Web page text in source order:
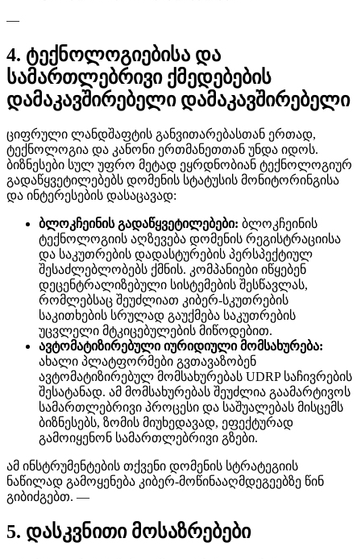
—
4. ტექნოლოგიებისა და
სამართლებრივი ქმედებების
დამაკავშირებელი დამაკავშირებელი
ციფრული ლანდშაფტის განვითარებასთან ერთად,
ტექნოლოგია და კანონი ერთმანეთთან უნდა იდოს.
ბიზნესები სულ უფრო მეტად ეყრდნობიან ტექნოლოგიურ
გადაწყვეტილებებს დომენის სტატუსის მონიტორინგისა
და ინტერესების დასაცავად:
ბლოკჩეინის გადაწყვეტილებები: ბლოკჩეინის
ტექნოლოგიის აღზევება დომენის რეგისტრაციისა
და საკუთრების დადასტურების პერსპექტიულ
შესაძლებლობებს ქმნის. კომპანიები იწყებენ
დეცენტრალიზებული სისტემების შესწავლას,
რომლებსაც შეუძლიათ კიბერ-სკუთრების
საკითხების სრულად გაუქმება საკუთრების
უცვლელი მტკიცებულების მიწოდებით.
ავტომატიზირებული იურიდიული მომსახურება:
ახალი პლატფორმები გვთავაზობენ
ავტომატიზირებულ მომსახურებას UDRP საჩივრების
შესატანად. ამ მომსახურებას შეუძლია გაამარტივოს
სამართლებრივი პროცესი და საშუალებას მისცემს
ბიზნესებს, ზომის მიუხედავად, ეფექტურად
გამოიყენონ სამართლებრივი გზები.
ამ ინსტრუმენტების თქვენი დომენის სტრატეგიის
ნაწილად გამოყენება კიბერ-მოწინააღმდეგეებზე წინ
გიბიძგებთ. —
5. დასკვნითი მოსაზრებები